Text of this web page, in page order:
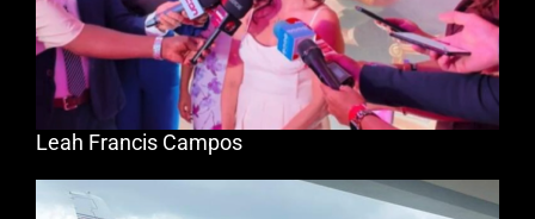
Leah Francis Campos